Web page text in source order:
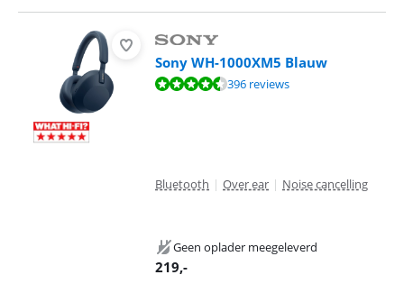
Sony WH-1000XM5 Blauw
Beoordeling is 8,8 van de 10, gebaseerd op 396 reviews.
396 reviews
Bluetooth | Over ear | Noise cancelling
Geen oplader meegeleverd
219,-